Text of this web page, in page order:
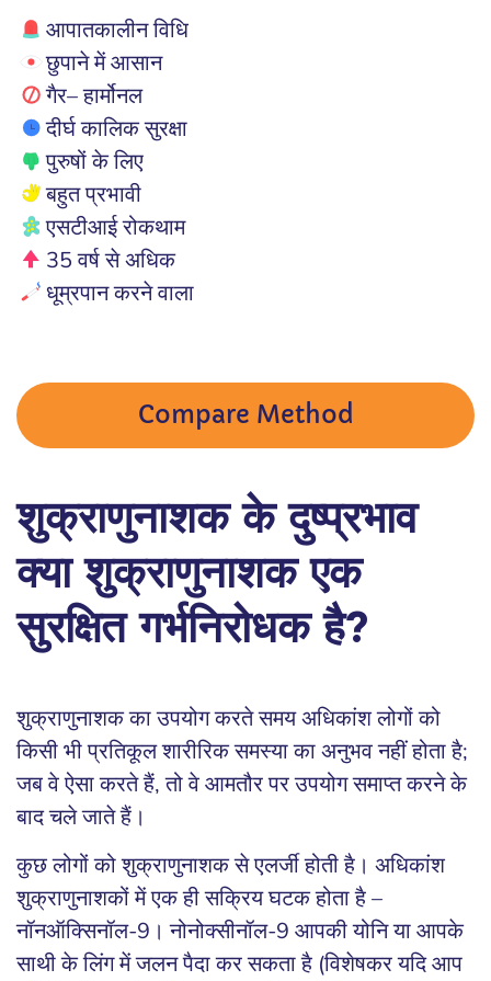
आपातकालीन विधि
छुपाने में आसान
गैर– हार्मोनल
दीर्घ कालिक सुरक्षा
पुरुषों के लिए
बहुत प्रभावी
एसटीआई रोकथाम
35 वर्ष से अधिक
धूम्रपान करने वाला
Compare Method
शुक्राणुनाशक के दुष्प्रभाव
क्या शुक्राणुनाशक एक
सुरक्षित गर्भनिरोधक है?
शुक्राणुनाशक का उपयोग करते समय अधिकांश लोगों को
किसी भी प्रतिकूल शारीरिक समस्या का अनुभव नहीं होता है;
जब वे ऐसा करते हैं, तो वे आमतौर पर उपयोग समाप्त करने के
बाद चले जाते हैं।
कुछ लोगों को शुक्राणुनाशक से एलर्जी होती है। अधिकांश
शुक्राणुनाशकों में एक ही सक्रिय घटक होता है –
नॉनऑक्सिनॉल-9। नोनोक्सीनॉल-9 आपकी योनि या आपके
साथी के लिंग में जलन पैदा कर सकता है (विशेषकर यदि आप